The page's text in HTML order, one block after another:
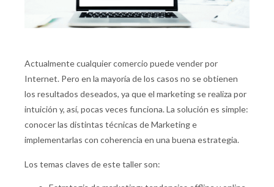
Actualmente cualquier comercio puede vender por
Internet. Pero en la mayoría de los casos no se obtienen
los resultados deseados, ya que el marketing se realiza por
intuición y, así, pocas veces funciona. La solución es simple:
conocer las distintas técnicas de Marketing e
implementarlas con coherencia en una buena estrategia.
Los temas claves de este taller son: